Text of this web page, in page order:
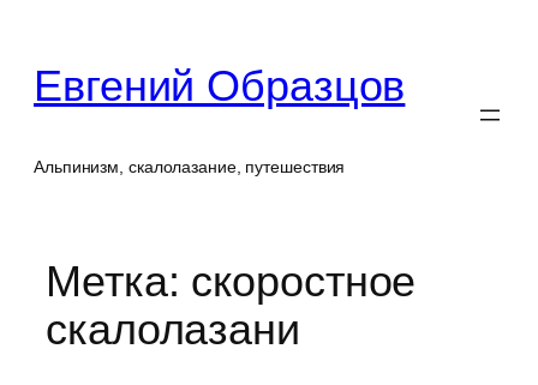
содержимому
Евгений Образцов
Альпинизм, скалолазание, путешествия
Метка: скоростное
скалолазани